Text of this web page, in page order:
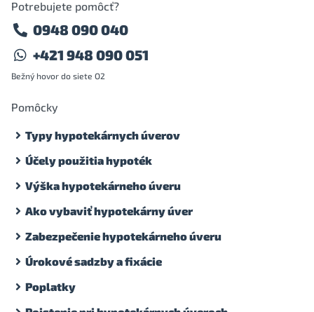
Potrebujete pomôcť?
0948 090 040
+421 948 090 051
Bežný hovor do siete O2
Pomôcky
Typy hypotekárnych úverov
Účely použitia hypoték
Výška hypotekárneho úveru
Ako vybaviť hypotekárny úver
Zabezpečenie hypotekárneho úveru
Úrokové sadzby a fixácie
Poplatky